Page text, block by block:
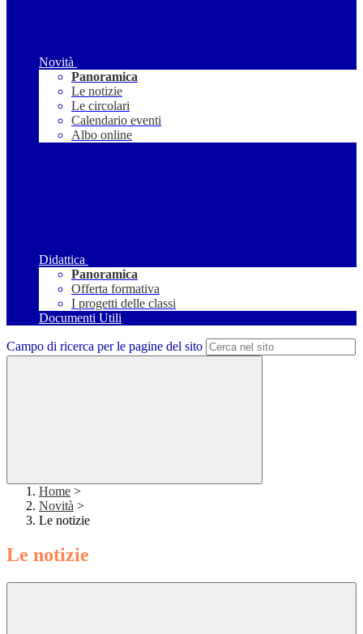
Novità
Panoramica
Le notizie
Le circolari
Calendario eventi
Albo online
Didattica
Panoramica
Offerta formativa
I progetti delle classi
Documenti Utili
Campo di ricerca per le pagine del sito
Home >
Novità >
Le notizie
Le notizie